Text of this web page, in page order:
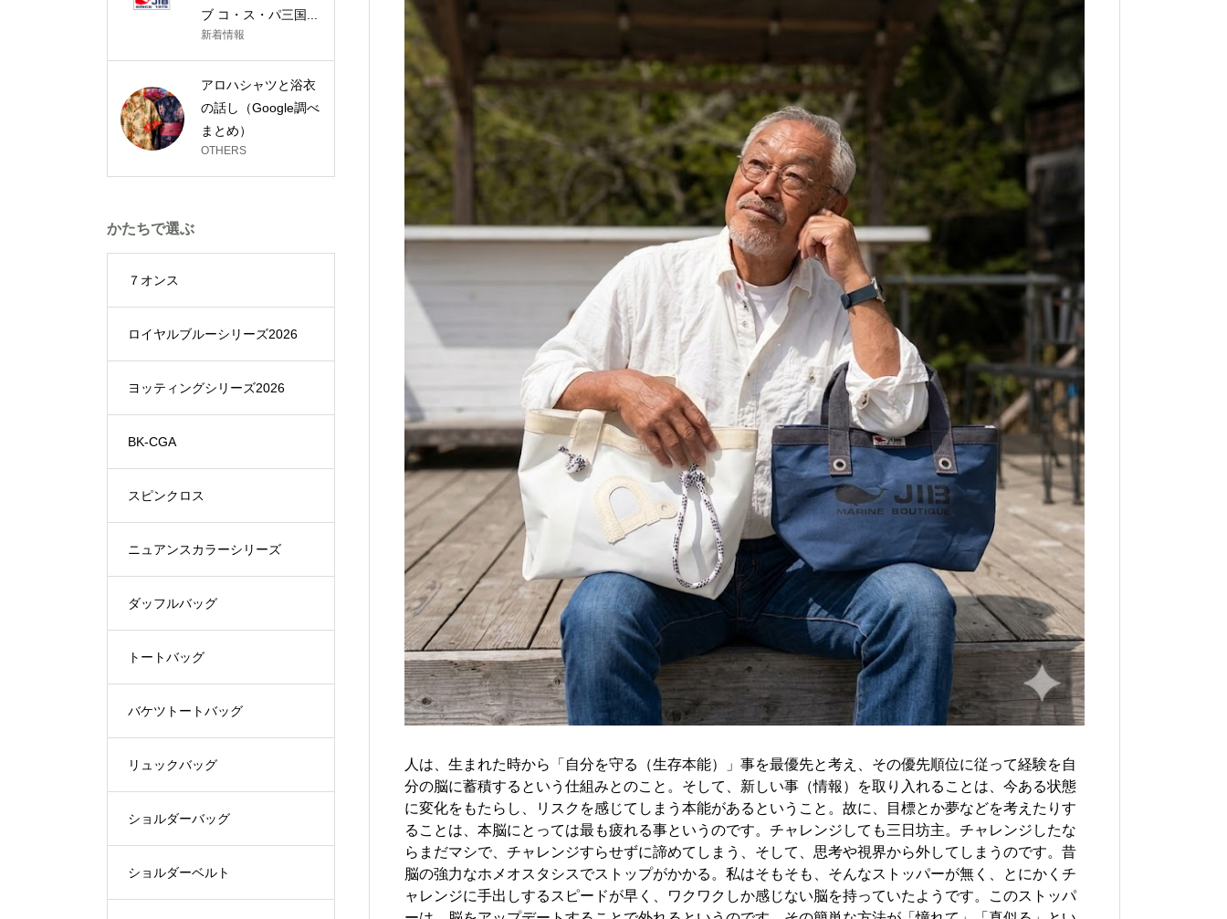
人は、生まれた時から「自分を守る（生存本能）」事を最優先と考え、その優先順位に従って経験を自
分の脳に蓄積するという仕組みとのこと。そして、新しい事（情報）を取り入れることは、今ある状態
に変化をもたらし、リスクを感じてしまう本能があるということ。故に、目標とか夢などを考えたりす
ることは、本脳にとっては最も疲れる事というのです。チャレンジしても三日坊主。チャレンジしたな
らまだマシで、チャレンジすらせずに諦めてしまう、そして、思考や視界から外してしまうのです。昔
脳の強力なホメオスタシスでストップがかかる。私はそもそも、そんなストッパーが無く、とにかくチ
ャレンジに手出しするスピードが早く、ワクワクしか感じない脳を持っていたようです。このストッパ
ブ コ・ス・パ三国...
新着情報
アロハシャツと浴衣
の話し（Google調べ
まとめ）
OTHERS
かたちで選ぶ
７オンス
ロイヤルブルーシリーズ2026
ヨッティングシリーズ2026
BK-CGA
スピンクロス
ニュアンスカラーシリーズ
ダッフルバッグ
トートバッグ
バケツトートバッグ
リュックバッグ
ショルダーバッグ
ショルダーベルト